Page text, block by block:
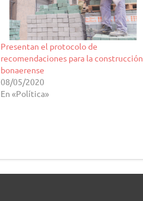
Presentan el protocolo de
recomendaciones para la construcción
bonaerense
08/05/2020
En «Política»